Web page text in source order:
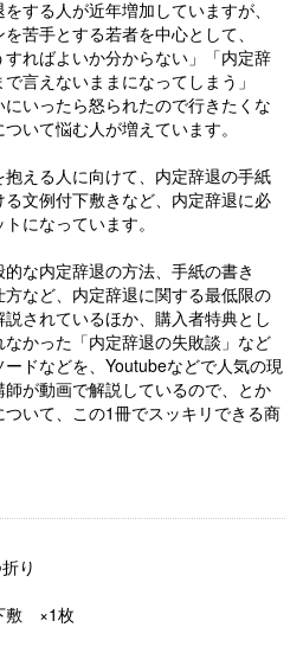
する人が近年増加していますが、
苦手とする若者を中心として、
すればよいか分からない」「内定辞
言えないままになってしまう」
にいったら怒られたので行きたくな
いて悩む人が増えています。
える人に向けて、内定辞退の手紙
文例付下敷きなど、内定辞退に必
になっています。
な内定辞退の方法、手紙の書き
など、内定辞退に関する最低限の
されているほか、購入者特典とし
かった「内定辞退の失敗談」など
ドなどを、Youtubeなどで人気の現
が動画で解説しているので、とか
いて、この1冊でスッキリできる商
り
敷 ×1枚